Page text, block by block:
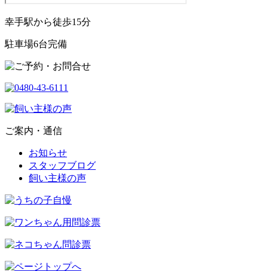
幸手駅から徒歩15分
駐車場6台完備
ご案内・通信
お知らせ
スタッフブログ
飼い主様の声